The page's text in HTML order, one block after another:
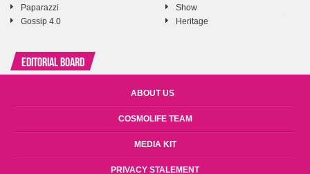
Paparazzi
Gossip 4.0
Show
Heritage
Editorial Board
ABOUT US
COSMOLIFE TEAM
MEDIA KIT
PRIVACY STALEMENT